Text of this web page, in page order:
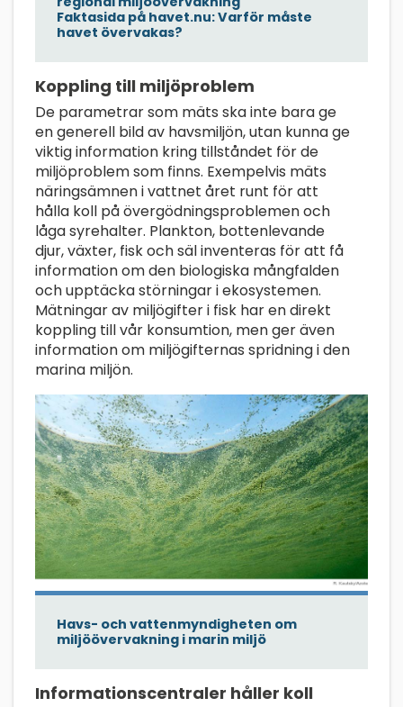
Faktasida på havet.nu: Varför måste
havet övervakas?
Koppling till miljöproblem
De parametrar som mäts ska inte bara ge
en generell bild av havsmiljön, utan kunna ge
viktig information kring tillståndet för de
miljöproblem som finns. Exempelvis mäts
näringsämnen i vattnet året runt för att
hålla koll på övergödningsproblemen och
låga syrehalter. Plankton, bottenlevande
djur, växter, fisk och säl inventeras för att få
information om den biologiska mångfalden
och upptäcka störningar i ekosystemen.
Mätningar av miljögifter i fisk har en direkt
koppling till vår konsumtion, men ger även
information om miljögifternas spridning i den
marina miljön.
Havs- och vattenmyndigheten om
miljöövervakning i marin miljö
Informationscentraler håller koll